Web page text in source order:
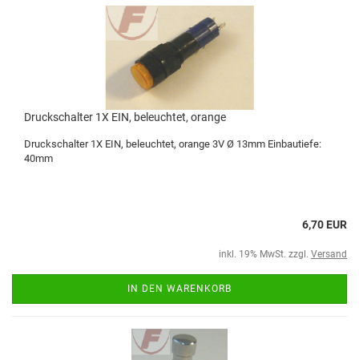
Druckschalter 1X EIN, beleuchtet, orange
Druckschalter 1X EIN, beleuchtet, orange 3V Ø 13mm Einbautiefe:
40mm
6,70 EUR
inkl. 19% MwSt. zzgl. Versand
IN DEN WARENKORB